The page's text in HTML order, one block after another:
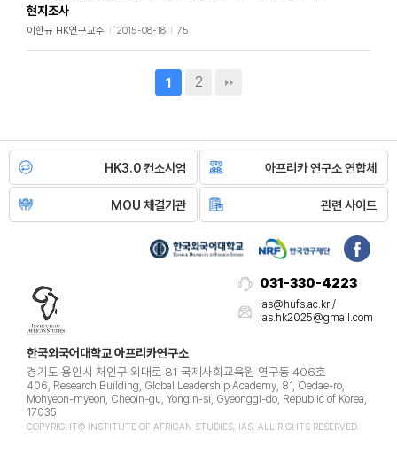
현지조사
이한규 HK연구교수 2015-08-18 75
1 2
HK3.0 컨소시엄 아프리카 연구소 연합체
MOU 체결기관 관련 사이트
한국외국어대학교 아프리카연구소
경기도 용인시 처인구 외대로 81 국제사회교육원 연구동 406호
406, Research Building, Global Leadership Academy, 81, Oedae-ro,
Mohyeon-myeon, Cheoin-gu, Yongin-si, Gyeonggi-do, Republic of Korea,
17035
COPYRIGHT© INSTITUTE OF AFRICAN STUDIES, IAS. ALL RIGHTS RESERVED.
031-330-4223​
​​ias@hufs.ac.kr /
ias.hk2025@gmail.com